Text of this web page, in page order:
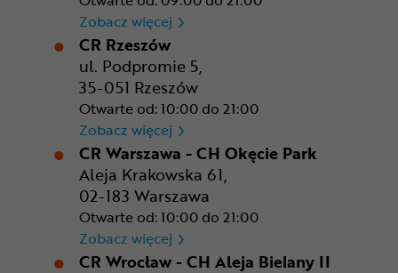
Zobacz więcej CR Poznań - M1 Poznań
CR Rzeszów
ul. Podpromie 5,
35-051 Rzeszów
Otwarte od: 10:00 do 21:00
Zobacz więcej CR Rzeszów
CR Warszawa - CH Okęcie Park
Aleja Krakowska 61,
02-183 Warszawa
Otwarte od: 10:00 do 21:00
Zobacz więcej CR Warszawa - CH Okęcie
CR Wrocław - CH Aleja Bielany II